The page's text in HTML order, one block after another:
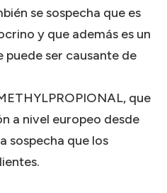
se sospecha que es
y que además es un
puede ser causante de
que
a nivel europeo desde
sospecha que los